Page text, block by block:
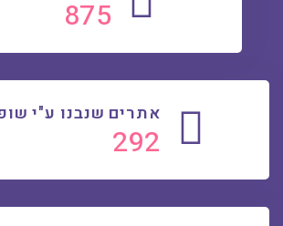
899
אתרים שנבנו ע"י
300